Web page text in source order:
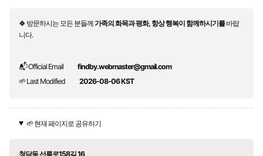
🍀 방문하시는 모든 분들께가족의 화목과 평화, 항상 행복이 함께하시기를바랍
니다.
📬 Official Email
findby.webmaster@gmail.com
🌱 Last Modified
2026-08-06 KST
🌱 현재 페이지로 공유하기
청담동 선릉로158길 16